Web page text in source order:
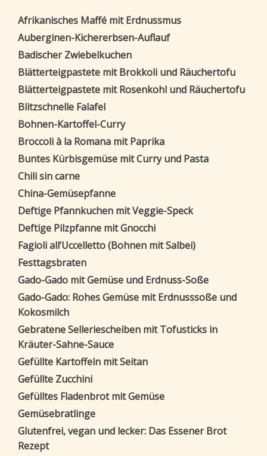
Afrikanisches Maffé mit Erdnussmus
Auberginen-Kichererbsen-Auflauf
Badischer Zwiebelkuchen
Blätterteigpastete mit Brokkoli und Räuchertofu
Blätterteigpastete mit Rosenkohl und Räuchertofu
Blitzschnelle Falafel
Bohnen-Kartoffel-Curry
Broccoli à la Romana mit Paprika
Buntes Kürbisgemüse mit Curry und Pasta
Chili sin carne
China-Gemüsepfanne
Deftige Pfannkuchen mit Veggie-Speck
Deftige Pilzpfanne mit Gnocchi
Fagioli all’Uccelletto (Bohnen mit Salbei)
Festtagsbraten
Gado-Gado mit Gemüse und Erdnuss-Soße
Gado-Gado: Rohes Gemüse mit Erdnusssoße und
Kokosmilch
Gebratene Selleriescheiben mit Tofusticks in
Kräuter-Sahne-Sauce
Gefüllte Kartoffeln mit Seitan
Gefüllte Zucchini
Gefülltes Fladenbrot mit Gemüse
Gemüsebratlinge
Glutenfrei, vegan und lecker: Das Essener Brot
Rezept